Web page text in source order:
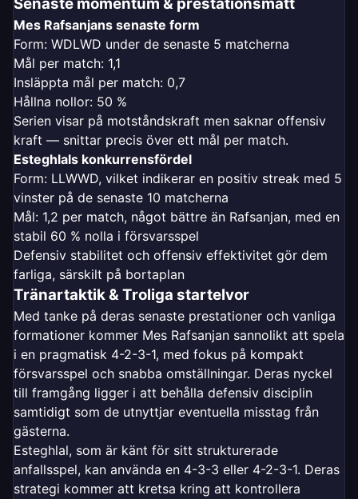
Senaste momentum & prestationsmått
Mes Rafsanjans senaste form
Form: WDLWD under de senaste 5 matcherna
Mål per match: 1,1
Insläppta mål per match: 0,7
Hållna nollor: 50 %
Serien visar på motståndskraft men saknar offensiv
kraft — snittar precis över ett mål per match.
Esteghlals konkurrensfördel
Form: LLWWD, vilket indikerar en positiv streak med 5
vinster på de senaste 10 matcherna
Mål: 1,2 per match, något bättre än Rafsanjan, med en
stabil 60 % nolla i försvarsspel
Defensiv stabilitet och offensiv effektivitet gör dem
farliga, särskilt på bortaplan
Tränartaktik & Troliga startelvor
Med tanke på deras senaste prestationer och vanliga
formationer kommer Mes Rafsanjan sannolikt att spela
i en pragmatisk 4-2-3-1, med fokus på kompakt
försvarsspel och snabba omställningar. Deras nyckel
till framgång ligger i att behålla defensiv disciplin
samtidigt som de utnyttjar eventuella misstag från
gästerna.
Esteghlal, som är känt för sitt strukturerade
anfallsspel, kan använda en 4-3-3 eller 4-2-3-1. Deras
strategi kommer att kretsa kring att kontrollera